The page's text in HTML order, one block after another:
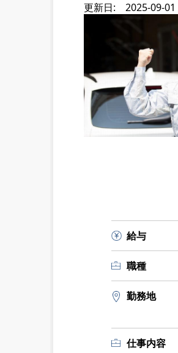
更新日: 2025-09-01
給与
職種
勤務地
仕事内容